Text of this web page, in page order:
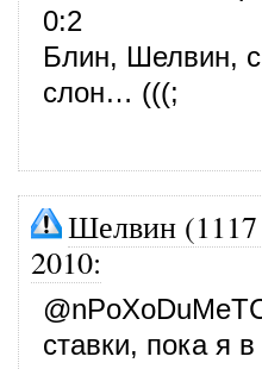
0:2
Блин, Шелвин, с
слон… (((;
Шелвин
2010:
@
ставки, пока я